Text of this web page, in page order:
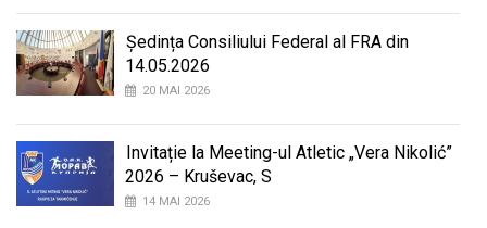
Ședința Consiliului Federal al FRA din
14.05.2026
20 MAI 2026
Invitație la Meeting-ul Atletic „Vera Nikolić”
2026 – Kruševac, S
14 MAI 2026